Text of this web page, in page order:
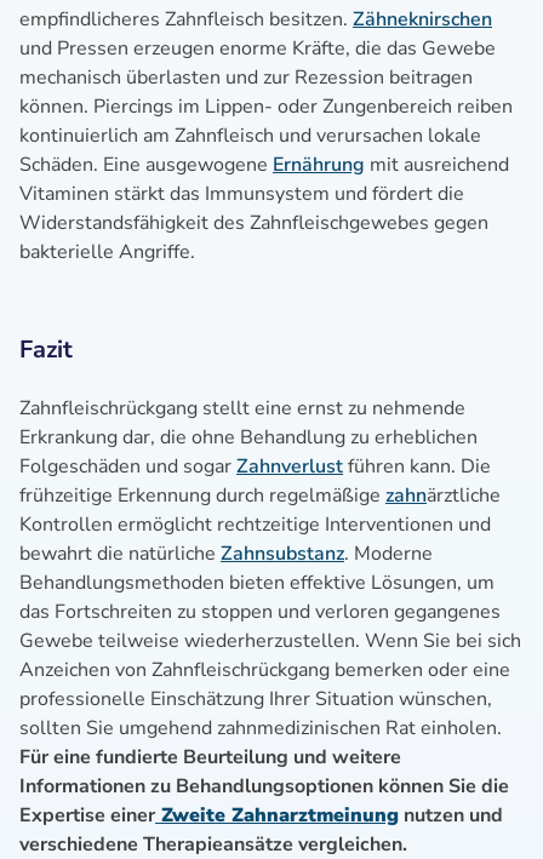
empfindlicheres Zahnfleisch besitzen. Zähneknirschen
und Pressen erzeugen enorme Kräfte, die das Gewebe
mechanisch überlasten und zur Rezession beitragen
können. Piercings im Lippen- oder Zungenbereich reiben
kontinuierlich am Zahnfleisch und verursachen lokale
Schäden. Eine ausgewogene Ernährung mit ausreichend
Vitaminen stärkt das Immunsystem und fördert die
Widerstandsfähigkeit des Zahnfleischgewebes gegen
bakterielle Angriffe.
Fazit
Zahnfleischrückgang stellt eine ernst zu nehmende
Erkrankung dar, die ohne Behandlung zu erheblichen
Folgeschäden und sogarZahnverlustführen kann. Die
frühzeitige Erkennung durch regelmäßige zahnärztliche
Kontrollen ermöglicht rechtzeitige Interventionen und
bewahrt die natürliche Zahnsubstanz. Moderne
Behandlungsmethoden bieten effektive Lösungen, um
das Fortschreiten zu stoppen und verloren gegangenes
Gewebe teilweise wiederherzustellen. Wenn Sie bei sich
Anzeichen von Zahnfleischrückgang bemerken oder eine
professionelle Einschätzung Ihrer Situation wünschen,
sollten Sie umgehend zahnmedizinischen Rat einholen.
Für eine fundierte Beurteilung und weitere
Informationen zu Behandlungsoptionen können Sie die
Expertise einer Zweite Zahnarztmeinung nutzen und
verschiedene Therapieansätze vergleichen.